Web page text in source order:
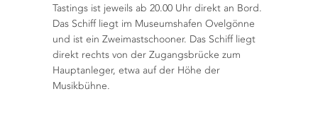
Tastings ist jeweils ab 20.00 Uhr direkt an Bord.
Das Schiff liegt im Museumshafen Ovelgönne
und ist ein Zweimastschooner. Das Schiff liegt
direkt rechts von der Zugangsbrücke zum
Hauptanleger, etwa auf der Höhe der
Musikbühne.